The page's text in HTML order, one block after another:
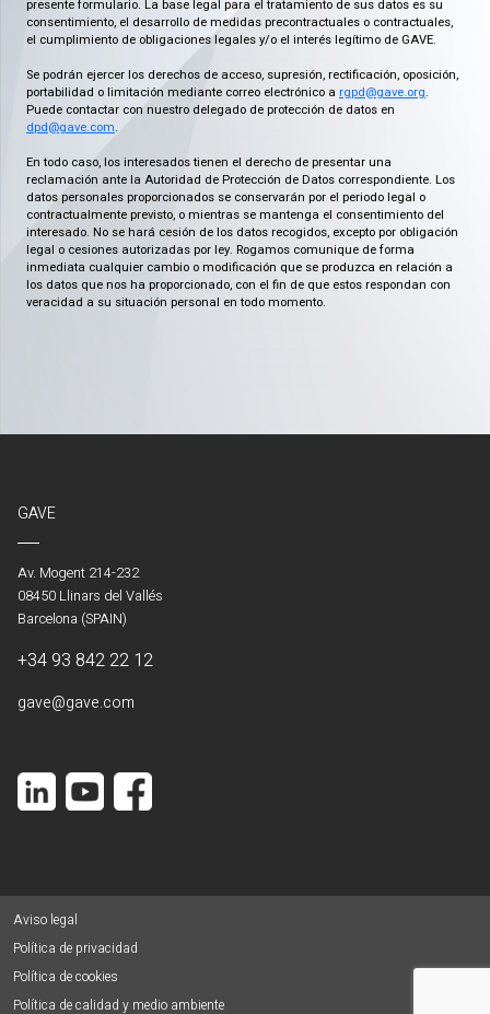
presente formulario. La base legal para el tratamiento de sus datos es su
consentimiento, el desarrollo de medidas precontractuales o contractuales,
el cumplimiento de obligaciones legales y/o el interés legítimo de GAVE.
Se podrán ejercer los derechos de acceso, supresión, rectificación, oposición,
portabilidad o limitación mediante correo electrónico a rgpd@gave.org.
Puede contactar con nuestro delegado de protección de datos en
dpd@gave.com.
En todo caso, los interesados tienen el derecho de presentar una
reclamación ante la Autoridad de Protección de Datos correspondiente. Los
datos personales proporcionados se conservarán por el periodo legal o
contractualmente previsto, o mientras se mantenga el consentimiento del
interesado. No se hará cesión de los datos recogidos, excepto por obligación
legal o cesiones autorizadas por ley. Rogamos comunique de forma
inmediata cualquier cambio o modificación que se produzca en relación a
los datos que nos ha proporcionado, con el fin de que estos respondan con
veracidad a su situación personal en todo momento.
GAVE
Av. Mogent 214-232
08450 Llinars del Vallés
Barcelona (SPAIN)
+34 93 842 22 12
gave@gave.com
Aviso legal
Política de privacidad
Política de cookies
Política de calidad y medio ambiente